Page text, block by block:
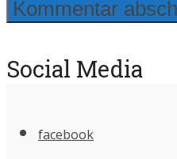
Social Media
facebook